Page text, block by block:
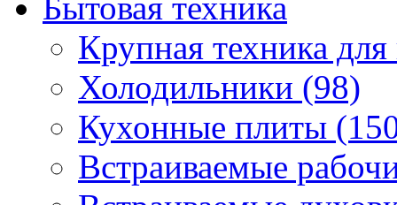
Крупная техника
Холодильники (98)
Кухонные плиты
Встраиваемые